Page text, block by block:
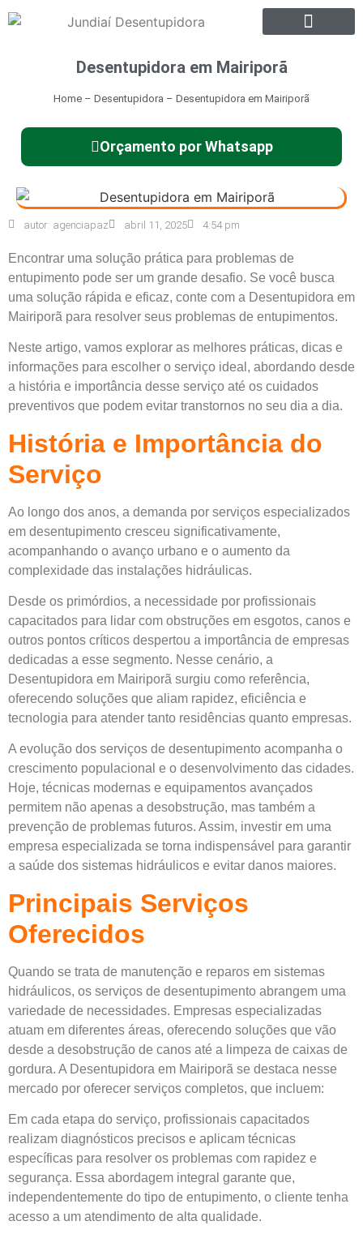
Desentupidora em Mairiporã
Home – Desentupidora – Desentupidora em Mairiporã
Orçamento por Whatsapp
autor: agenciapaz abril 11, 2025 4:54 pm
Encontrar uma solução prática para problemas de
entupimento pode ser um grande desafio. Se você busca
uma solução rápida e eficaz, conte com a Desentupidora em
Mairiporã para resolver seus problemas de entupimentos.
Neste artigo, vamos explorar as melhores práticas, dicas e
informações para escolher o serviço ideal, abordando desde
a história e importância desse serviço até os cuidados
preventivos que podem evitar transtornos no seu dia a dia.
História e Importância do
Serviço
Ao longo dos anos, a demanda por serviços especializados
em desentupimento cresceu significativamente,
acompanhando o avanço urbano e o aumento da
complexidade das instalações hidráulicas.
Desde os primórdios, a necessidade por profissionais
capacitados para lidar com obstruções em esgotos, canos e
outros pontos críticos despertou a importância de empresas
dedicadas a esse segmento. Nesse cenário, a
Desentupidora em Mairiporã surgiu como referência,
oferecendo soluções que aliam rapidez, eficiência e
tecnologia para atender tanto residências quanto empresas.
A evolução dos serviços de desentupimento acompanha o
crescimento populacional e o desenvolvimento das cidades.
Hoje, técnicas modernas e equipamentos avançados
permitem não apenas a desobstrução, mas também a
prevenção de problemas futuros. Assim, investir em uma
empresa especializada se torna indispensável para garantir
a saúde dos sistemas hidráulicos e evitar danos maiores.
Principais Serviços
Oferecidos
Quando se trata de manutenção e reparos em sistemas
hidráulicos, os serviços de desentupimento abrangem uma
variedade de necessidades. Empresas especializadas
atuam em diferentes áreas, oferecendo soluções que vão
desde a desobstrução de canos até a limpeza de caixas de
gordura. A Desentupidora em Mairiporã se destaca nesse
mercado por oferecer serviços completos, que incluem:
Em cada etapa do serviço, profissionais capacitados
realizam diagnósticos precisos e aplicam técnicas
específicas para resolver os problemas com rapidez e
segurança. Essa abordagem integral garante que,
independentemente do tipo de entupimento, o cliente tenha
acesso a um atendimento de alta qualidade.